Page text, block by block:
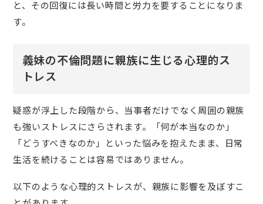
と、その回復には長い時間と労力を要することになりま
す。
義妹の不倫問題に親族に生じる心理的ス
トレス
疑惑が浮上した段階から、当事者だけでなく周囲の親族
も強いストレスにさらされます。「何が本当なのか」
「どうすべきなのか」といった悩みを抱えたまま、日常
生活を続けることは容易ではありません。
以下のような心理的ストレスが、親族に影響を及ぼすこ